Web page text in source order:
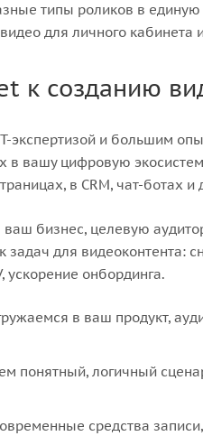
типы роликов в
для личного
к созданию
экспертизой и большим
в вашу цифровую
в CRM, чат-ботах и
бизнес, целевую
задач для видеоконтента:
ускорение онбординга.
в ваш продукт,
понятный, логичный
средства